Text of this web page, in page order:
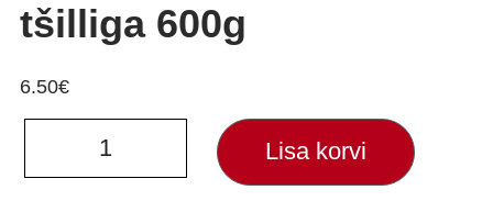
tšilliga 600g
6.50€
hapukapsas
tšilliga
Lisa korvi